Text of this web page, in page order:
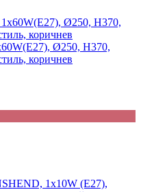
Ø250, H370,
коричнев